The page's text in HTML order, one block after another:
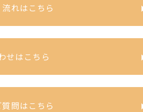
れはこちら
せはこちら
問はこちら